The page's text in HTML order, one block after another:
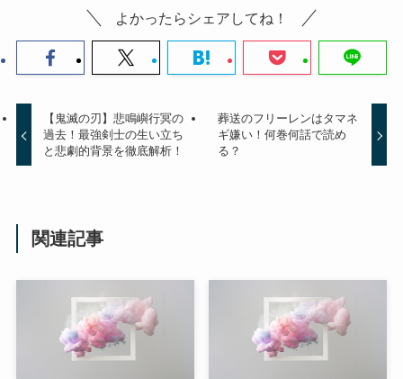
よかったらシェアしてね！
【鬼滅の刃】悲鳴嶼行冥の
過去！最強剣士の生い立ち
と悲劇的背景を徹底解析！
葬送のフリーレンはタマネ
ギ嫌い！何巻何話で読め
る？
関連記事